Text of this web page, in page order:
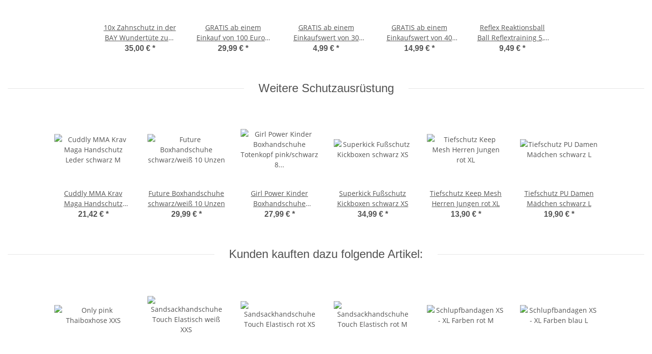
10x Zahnschutz in der
BAY Wundertüte zum
Kennenlernpreis
35,00 € *
GRATIS ab einem
Einkauf von 100 Euro -
Deuser Tube Zugseil
29,99 € *
GRATIS ab einem
Einkaufswert von 30
Euro - Neon PVC
4,99 € *
GRATIS ab einem
Einkaufswert von 40
Euro Kabelloses
14,99 € *
Reflex Reaktionsball
Ball Reflextraining 5,5
cm
9,49 € *
Weitere Schutzausrüstung
Cuddly MMA Krav
Maga Handschutz
Leder schwarz M
21,42 € *
Future Boxhandschuhe
schwarz/weiß 10 Unzen
29,99 € *
Girl Power Kinder
Boxhandschuhe
Totenkopf pink/schwarz
27,99 € *
Superkick Fußschutz
Kickboxen schwarz XS
34,99 € *
Tiefschutz Keep Mesh
Herren Jungen rot XL
13,90 € *
Tiefschutz PU Damen
Mädchen schwarz L
19,90 € *
Kunden kauften dazu folgende Artikel: